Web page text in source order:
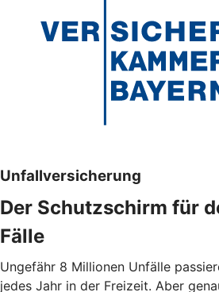
Unfallversicherung
Der Schutzschirm für
Fälle
Ungefähr 8 Millionen Unfälle
jedes Jahr in der Freizeit. Aber